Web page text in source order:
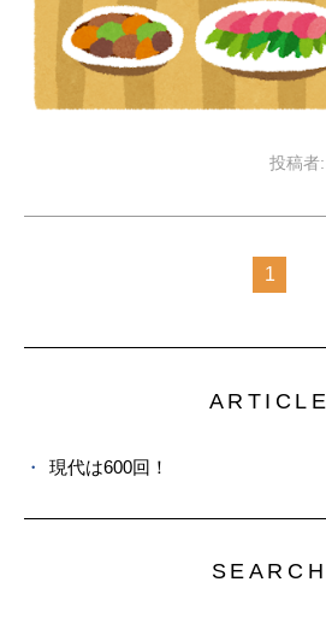
投稿者:
1
ARTICLE
現代は600回！
SEARCH